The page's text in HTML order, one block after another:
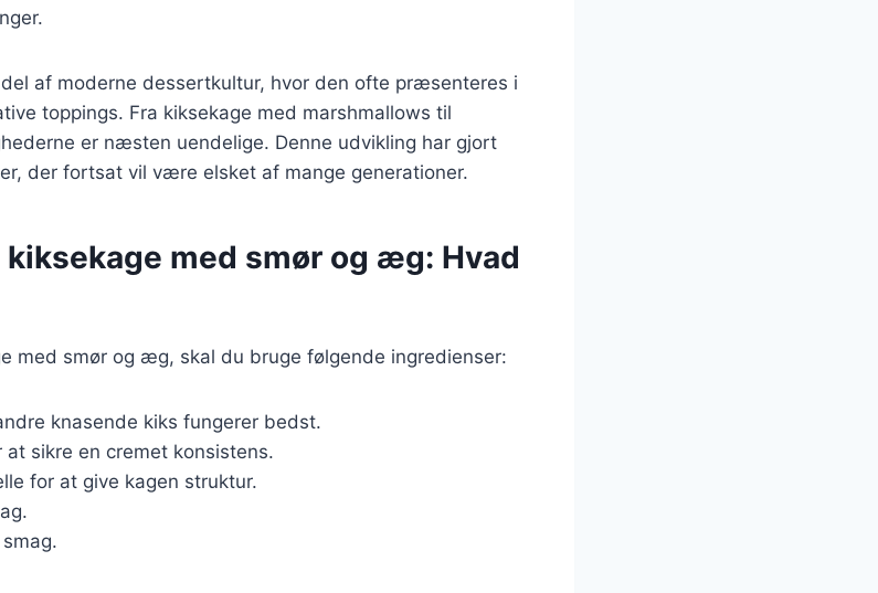
af moderne dessertkultur, hvor den ofte præsenteres i
toppings. Fra kiksekage med marshmallows til
er næsten uendelige. Denne udvikling har gjort
der fortsat vil være elsket af mange generationer.
med smør og æg: Hvad
med smør og æg, skal du bruge følgende ingredienser:
knasende kiks fungerer bedst.
sikre en cremet konsistens.
for at give kagen struktur.